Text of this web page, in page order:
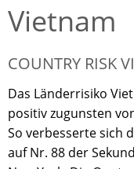
Vietnam
COUNTRY RISK
Das Länderrisiko
positiv zugunsten
So verbesserte sich
auf Nr. 88 der